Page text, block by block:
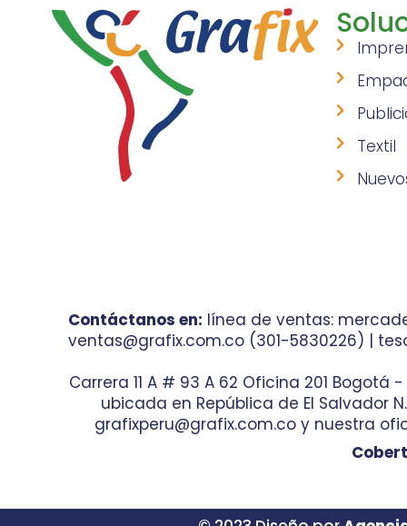
Textil
Contáctanos en: línea de ventas:
ventas@grafix.com.co (301-5830226) |
Carrera 11 A # 93 A 62 Oficina 201
ubicada en República de El Salvador
grafixperu@grafix.com.co y nuestra